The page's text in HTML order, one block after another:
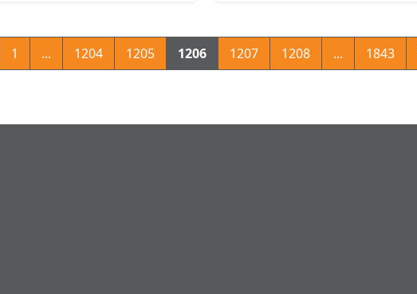
1 ... 1204 1205 1206 1207 1208 ... 1843